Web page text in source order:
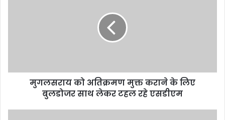
मुगलसराय को अतिक्रमण मुक्त कराने के लिए
बुलडोजर साथ लेकर टहल रहे एसडीएम